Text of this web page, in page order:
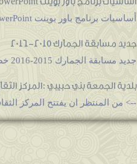
أساسيات برنامج باور بوينت PowerPoint تحضيرا لدروس مادة تكنولوجيا الاعلام و الاتصال لمسابقة الاساتذة 2016 أساسيات برنامج باور بوينت...
جديد مسابقة الجمارك 2015-2016
جديد مسابقة الجمارك 2015-2016 خصصت الصفحة الرسمية للجمارك الجزائرية اليوم وقتا للاجابة على اسئلة و استفسارات المتابعين ومن بين الأ...
بلدية الجمعة بني حبيبي :المركز
--> من المنتظر ان يفتتح المركز